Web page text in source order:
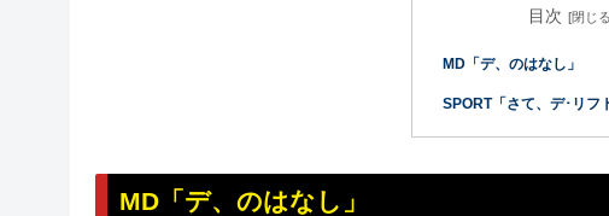
目次
MD「デ、のはなし」
SPORT「さて、デ･リフ
MD「デ、のはなし」